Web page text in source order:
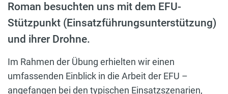
Roman besuchten uns mit dem EFU-
Stützpunkt (Einsatzführungsunterstützung)
und ihrer Drohne.
Im Rahmen der Übung erhielten wir einen
umfassenden Einblick in die Arbeit der EFU –
angefangen bei den typischen Einsatzszenarien,